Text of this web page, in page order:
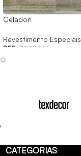
Celadon
Revestimento Especiais
REF: 70811544
CATEGORIAS